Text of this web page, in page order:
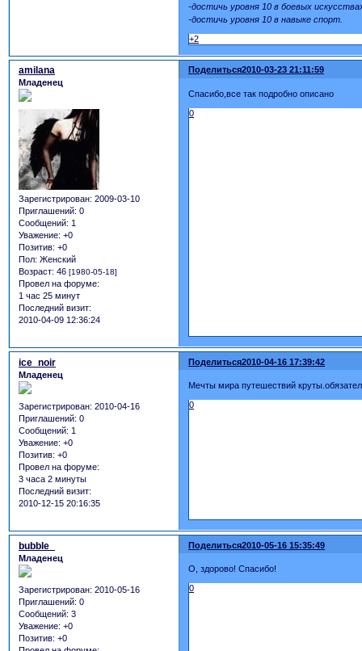
-достичь уровня 10 в боевых
-достичь уровня 10 в навыке спорт.
+2
Поделиться2010-03-23 21:11:59
amilana
Младенец
Зарегистрирован: 2009-03-10
Приглашений: 0
Сообщений: 1
Уважение: +0
Позитив: +0
Пол: Женский
Возраст: 46 [1980-05-18]
Провел на форуме:
1 час 25 минут
Последний визит:
2010-04-09 12:36:24
Спасибо,все так подробно описано
0
Поделиться2010-04-16 17:39:42
ice_noir
Младенец
Зарегистрирован: 2010-04-16
Приглашений: 0
Сообщений: 1
Уважение: +0
Позитив: +0
Провел на форуме:
3 часа 2 минуты
Последний визит:
2010-12-15 20:16:35
Мечты мира путешествий
0
Поделиться2010-05-16 15:35:49
bubble_
Младенец
Зарегистрирован: 2010-05-16
Приглашений: 0
Сообщений: 3
Уважение: +0
Позитив: +0
О, здорово! Спасибо!
0